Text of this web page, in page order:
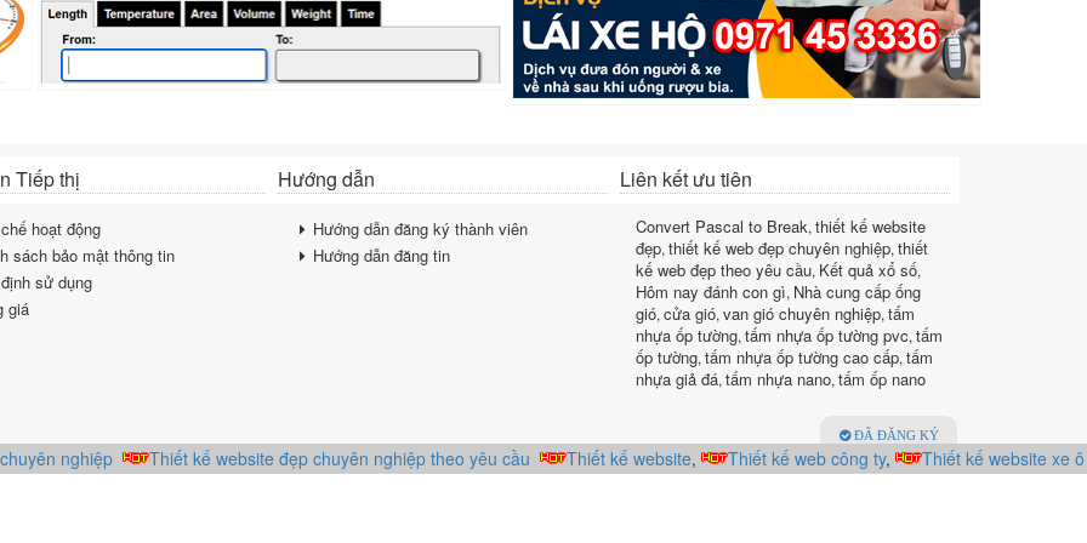
Tiếp thị Hướng dẫn Liên kết ưu tiên
hoạt động
sách bảo mật thông tin
sử dụng
giá
Hướng dẫn đăng ký thành viên
Hướng dẫn đăng tin
Convert Pascal to Break, thiết kế website
đẹp, thiết kế web đẹp chuyên nghiệp, thiết
kế web đẹp theo yêu cầu, Kết quả xổ số,
Hôm nay đánh con gì, Nhà cung cấp ống
gió, cửa gió, van gió chuyên nghiệp, tấm
nhựa ốp tường, tấm nhựa ốp tường pvc, tấm
ốp tường, tấm nhựa ốp tường cao cấp, tấm
nhựa giả đá, tấm nhựa nano, tấm ốp nano
ĐÃ ĐĂNG KÝ
Bộ Công Thương
nghiệp Thiết kế website đẹp chuyên nghiệp theo yêu cầu Thiết kế website, Thiết kế web công ty, Thiết kế website xe ô tô